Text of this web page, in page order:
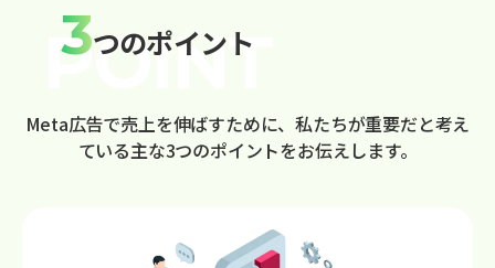
3つのポイント
Meta広告で売上を伸ばすために、私たちが重要だと考え
ている主な3つのポイントをお伝えします。